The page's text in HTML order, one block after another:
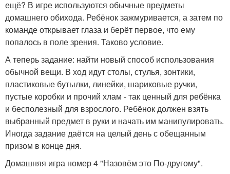
ещё? В игре используются обычные предметы
домашнего обихода. Ребёнок зажмуривается, а затем по
команде открывает глаза и берёт первое, что ему
попалось в поле зрения. Таково условие.
А теперь задание: найти новый способ использования
обычной вещи. В ход идут столы, стулья, зонтики,
пластиковые бутылки, линейки, шариковые ручки,
пустые коробки и прочий хлам - так ценный для ребёнка
и бесполезный для взрослого. Ребёнок должен взять
выбранный предмет в руки и начать им манипулировать.
Иногда задание даётся на целый день с обещанным
призом в конце дня.
Домашняя игра номер 4 "Назовём это По-другому".